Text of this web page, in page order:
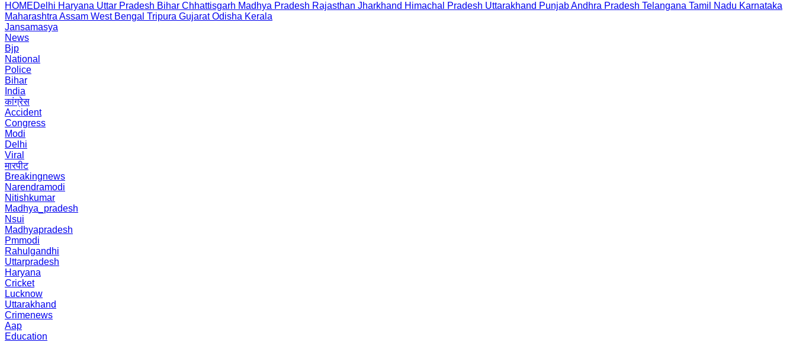
HOMEDelhi Haryana Uttar Pradesh Bihar Chhattisgarh Madhya Pradesh Rajasthan Jharkhand Himachal Pradesh Uttarakhand PunjabAndhra Pradesh Telangana Tamil Nadu Karnataka
Maharashtra Assam West Bengal Tripura Gujarat Odisha Kerala
Jansamasya
News
Bjp
National
Police
Bihar
India
कांग्रेस
Accident
Congress
Modi
Delhi
Viral
मारपीट
Breakingnews
Narendramodi
Nitishkumar
Madhya_pradesh
Nsui
Madhyapradesh
Pmmodi
Rahulgandhi
Uttarpradesh
Haryana
Cricket
Lucknow
Uttarakhand
Crimenews
Aap
Education